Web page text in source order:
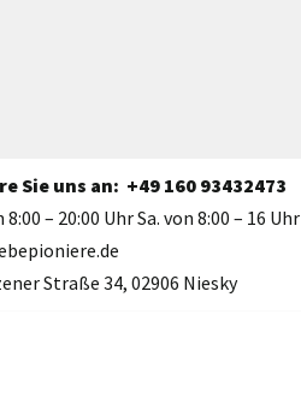
Sie uns an: +49 160 93432473
8:00 – 20:00 Uhr Sa. von 8:00 – 16 Uhr
Straße 34, 02906 Niesky